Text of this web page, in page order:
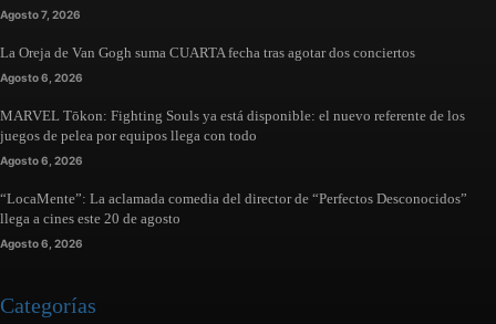
Agosto 7, 2026
La Oreja de Van Gogh suma CUARTA fecha tras agotar dos conciertos
Agosto 6, 2026
MARVEL Tōkon: Fighting Souls ya está disponible: el nuevo referente de los
juegos de pelea por equipos llega con todo
Agosto 6, 2026
“LocaMente”: La aclamada comedia del director de “Perfectos Desconocidos”
llega a cines este 20 de agosto
Agosto 6, 2026
Categorías